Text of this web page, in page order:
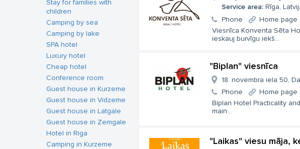
Stay for families with
children
Camping by sea
Camping by lake
SPA hotel
Luxury hotel
Cheap hotel
Conference room
Guest house in Kurzeme
Guest house in Vidzeme
Guest house in Latgale
Guest house in Zemgale
Hotel in Riga
Camping in Kurzeme
Service area: Rīga,
Phone
Home page
Viesnīca Konventa Sēta
ieskauj burvīgu iekš...
"Biplan" viesnīca
18. novembra iela 50,
Phone
Home page
Biplan Hotel Practicality
main...
"Laikas" viesu māja,